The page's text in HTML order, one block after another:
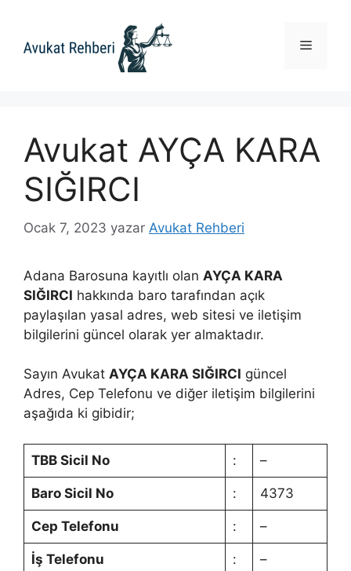
Menü
Avukat AYÇA KARA
SIĞIRCI
Ocak 7, 2023 yazar Avukat Rehberi
Adana Barosuna kayıtlı olan AYÇA KARA
SIĞIRCI hakkında baro tarafından açık
paylaşılan yasal adres, web sitesi ve iletişim
bilgilerini güncel olarak yer almaktadır.
Sayın Avukat AYÇA KARA SIĞIRCI güncel
Adres, Cep Telefonu ve diğer iletişim bilgilerini
aşağıda ki gibidir;
TBB Sicil No : –
Baro Sicil No : 4373
Cep Telefonu : –
İş Telefonu : –